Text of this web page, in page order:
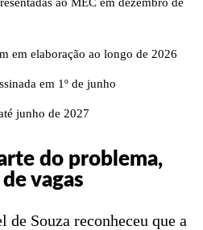
em elaboração ao longo de 2026
em 1º de junho
junho de 2027
do problema,
vagas
Souza reconheceu que a